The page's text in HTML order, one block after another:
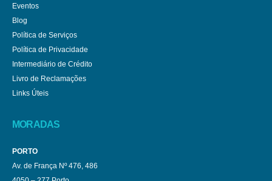
Eventos
Blog
Política de Serviços
Política de Privacidade
Intermediário de Crédito
Livro de Reclamações
Links Úteis
MORADAS
PORTO
Av. de França Nº 476, 486